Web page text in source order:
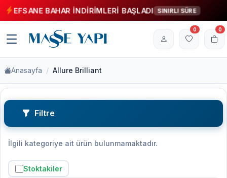
EFSANE BAHAR İNDİRİMLERİ BAŞLADI SINIRLI SÜRE
0 0
Anasayfa Allure Brilliant
Filtre
İlgili kategoriye ait ürün bulunmamaktadır.
Stoktakiler